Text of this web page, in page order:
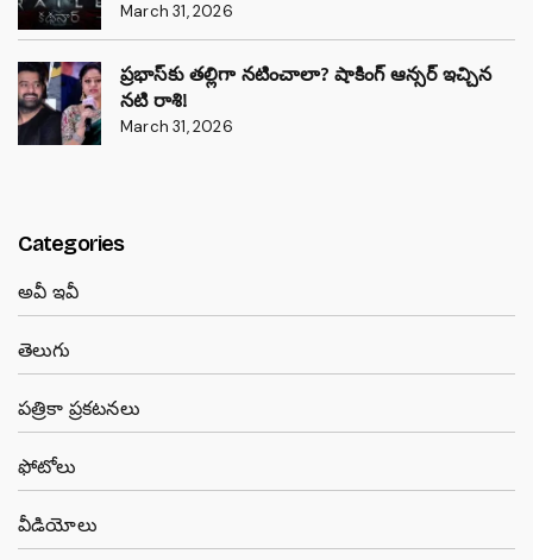
March 31, 2026
ప్రభాస్‌కు తల్లిగా నటించాలా? షాకింగ్ ఆన్సర్ ఇచ్చిన
నటి రాశి!
March 31, 2026
Categories
అవీ ఇవీ
తెలుగు
పత్రికా ప్రకటనలు
ఫోటోలు
వీడియోలు